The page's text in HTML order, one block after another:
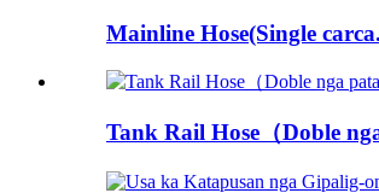
Mainline Hose(Single
Tank Rail Hose（Doble